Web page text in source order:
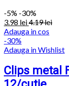
-5% -30%
3.98 lei4.19lei
Adauga in cos
-30%
Adauga in Wishlist
Clips metal